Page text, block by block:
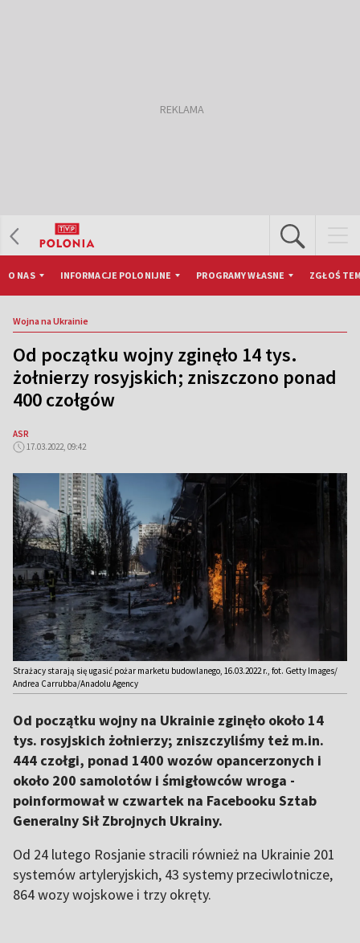
O NAS INFORMACJE POLONIJNE PROGRAMY WŁASNE ZGŁOŚ
Wojna na Ukrainie
Od początku wojny zginęło 14 tys.
żołnierzy rosyjskich; zniszczono ponad
400 czołgów
ASR
17.03.2022, 09:42
Strażacy starają się ugasić pożar marketu budowlanego, 16.03.2022 r., fot. Getty Images/
Andrea Carrubba/Anadolu Agency
Od początku wojny na Ukrainie zginęło około 14
tys. rosyjskich żołnierzy; zniszczyliśmy też m.in.
444 czołgi, ponad 1400 wozów opancerzonych i
około 200 samolotów i śmigłowców wroga -
poinformował w czwartek na Facebooku Sztab
Generalny Sił Zbrojnych Ukrainy.
Od 24 lutego Rosjanie stracili również na Ukrainie 201
systemów artyleryjskich, 43 systemy przeciwlotnicze,
864 wozy wojskowe i trzy okręty.